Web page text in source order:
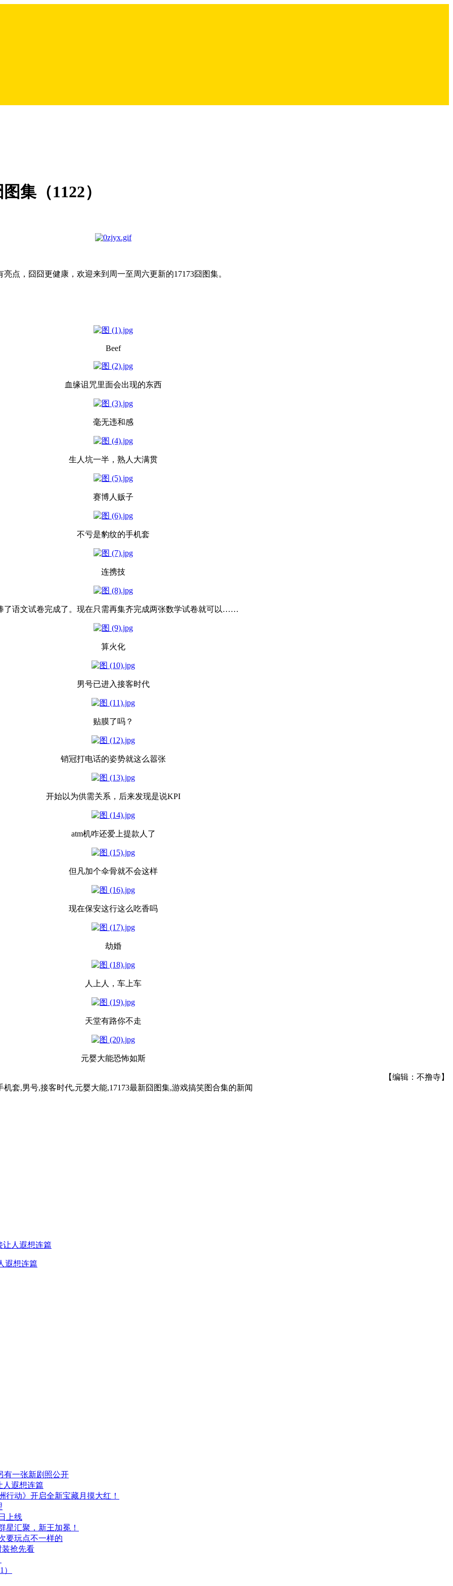
集（1122）
点，囧囧更健康，欢迎来到周一至周六更新的17173囧图集。
Beef
血缘诅咒里面会出现的东西
毫无违和感
生人坑一半，熟人大满贯
赛博人贩子
不亏是豹纹的手机套
连携技
了语文试卷完成了。现在只需再集齐完成两张数学试卷就可以……
算火化
男号已进入接客时代
贴膜了吗？
销冠打电话的姿势就这么嚣张
开始以为供需关系，后来发现是说KPI
atm机咋还爱上提款人了
但凡加个伞骨就不会这样
现在保安这行这么吃香吗
劫婚
人上人，车上车
天堂有路你不走
元婴大能恐怖如斯
【编辑：不撸寺】
套,男号,接客时代,元婴大能,17173最新囧图集,游戏搞笑图合集的新闻
遐想连篇
有一张新剧照公开
人遐想连篇
动》开启全新宝藏月摸大红！
上线
星汇聚，新王加冕！
要玩点不一样的
装抢先看